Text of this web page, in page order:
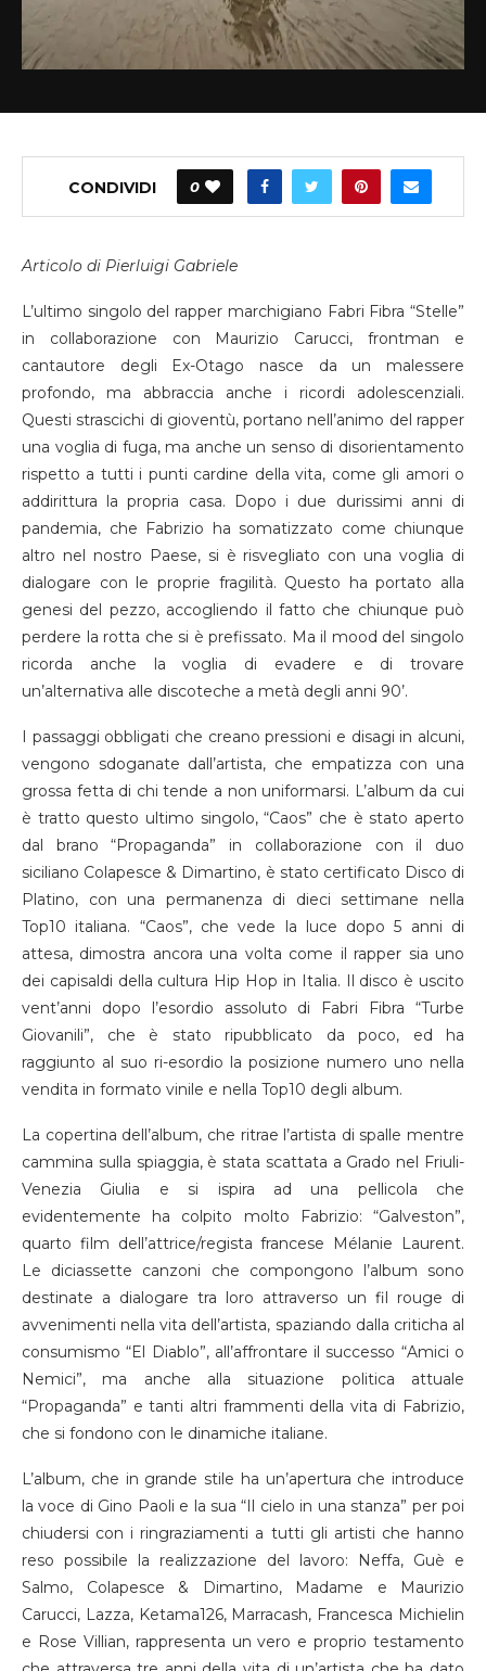
CONDIVIDI 0
Articolo di Pierluigi Gabriele
L’ultimo singolo del rapper marchigiano Fabri Fibra “Stelle”
in collaborazione con Maurizio Carucci, frontman e
cantautore degli Ex-Otago nasce da un malessere
profondo, ma abbraccia anche i ricordi adolescenziali.
Questi strascichi di gioventù, portano nell’animo del rapper
una voglia di fuga, ma anche un senso di disorientamento
rispetto a tutti i punti cardine della vita, come gli amori o
addirittura la propria casa. Dopo i due durissimi anni di
pandemia, che Fabrizio ha somatizzato come chiunque
altro nel nostro Paese, si è risvegliato con una voglia di
dialogare con le proprie fragilità. Questo ha portato alla
genesi del pezzo, accogliendo il fatto che chiunque può
perdere la rotta che si è prefissato. Ma il mood del singolo
ricorda anche la voglia di evadere e di trovare
un’alternativa alle discoteche a metà degli anni 90’.
I passaggi obbligati che creano pressioni e disagi in alcuni,
vengono sdoganate dall’artista, che empatizza con una
grossa fetta di chi tende a non uniformarsi. L’album da cui
è tratto questo ultimo singolo, “Caos” che è stato aperto
dal brano “Propaganda” in collaborazione con il duo
siciliano Colapesce & Dimartino, è stato certificato Disco di
Platino, con una permanenza di dieci settimane nella
Top10 italiana. “Caos”, che vede la luce dopo 5 anni di
attesa, dimostra ancora una volta come il rapper sia uno
dei capisaldi della cultura Hip Hop in Italia. Il disco è uscito
vent’anni dopo l’esordio assoluto di Fabri Fibra “Turbe
Giovanili”, che è stato ripubblicato da poco, ed ha
raggiunto al suo ri-esordio la posizione numero uno nella
vendita in formato vinile e nella Top10 degli album.
La copertina dell’album, che ritrae l’artista di spalle mentre
cammina sulla spiaggia, è stata scattata a Grado nel Friuli-
Venezia Giulia e si ispira ad una pellicola che
evidentemente ha colpito molto Fabrizio: “Galveston”,
quarto film dell’attrice/regista francese Mélanie Laurent.
Le diciassette canzoni che compongono l’album sono
destinate a dialogare tra loro attraverso un fil rouge di
avvenimenti nella vita dell’artista, spaziando dalla criticha al
consumismo “El Diablo”, all’affrontare il successo “Amici o
Nemici”, ma anche alla situazione politica attuale
“Propaganda” e tanti altri frammenti della vita di Fabrizio,
che si fondono con le dinamiche italiane.
L’album, che in grande stile ha un’apertura che introduce
la voce di Gino Paoli e la sua “Il cielo in una stanza” per poi
chiudersi con i ringraziamenti a tutti gli artisti che hanno
reso possibile la realizzazione del lavoro: Neffa, Guè e
Salmo, Colapesce & Dimartino, Madame e Maurizio
Carucci, Lazza, Ketama126, Marracash, Francesca Michielin
e Rose Villian, rappresenta un vero e proprio testamento